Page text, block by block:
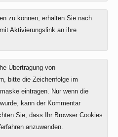
zu können, erhalten Sie nach
Aktivierungslink an ihre
Übertragung von
bitte die Zeichenfolge im
eintragen. Nur wenn die
kann der Kommentar
Sie, dass Ihr Browser Cookies
anzuwenden.